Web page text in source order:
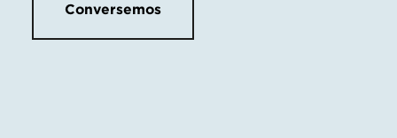
Conversemos